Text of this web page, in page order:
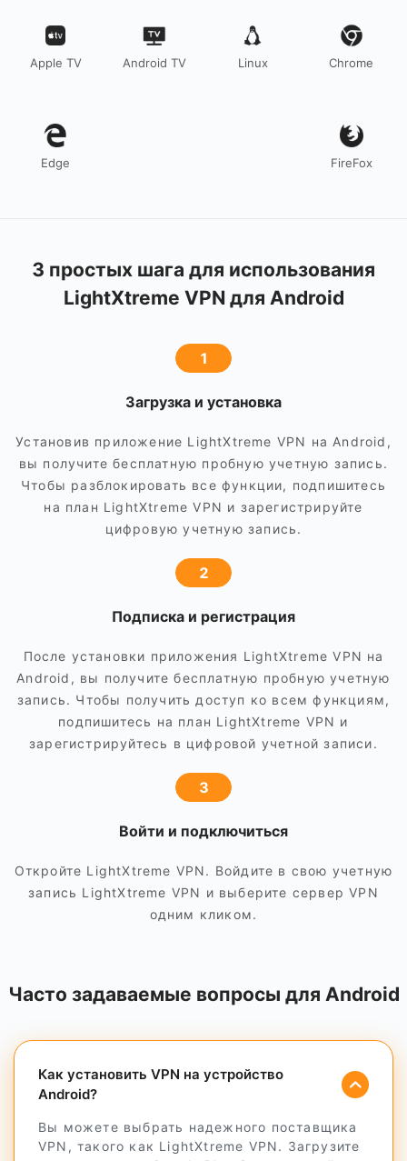
Apple TV Android TV Linux Chrome
Edge FireFox
3 простых шага для использования
LightXtreme VPN для Android
1
Загрузка и установка
Установив приложение LightXtreme VPN на Android,
вы получите бесплатную пробную учетную запись.
Чтобы разблокировать все функции, подпишитесь
на план LightXtreme VPN и зарегистрируйте
цифровую учетную запись.
2
Подписка и регистрация
После установки приложения LightXtreme VPN на
Android, вы получите бесплатную пробную учетную
запись. Чтобы получить доступ ко всем функциям,
подпишитесь на план LightXtreme VPN и
зарегистрируйтесь в цифровой учетной записи.
3
Войти и подключиться
Откройте LightXtreme VPN. Войдите в свою учетную
запись LightXtreme VPN и выберите сервер VPN
одним кликом.
Часто задаваемые вопросы для Android
Как установить VPN на устройство
Android?
Вы можете выбрать надежного поставщика
VPN, такого как LightXtreme VPN. Загрузите